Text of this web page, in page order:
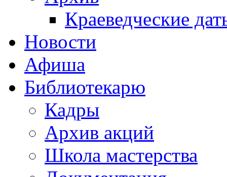
Краеведческие
Новости
Афиша
Библиотекарю
Кадры
Архив акций
Школа мастерства